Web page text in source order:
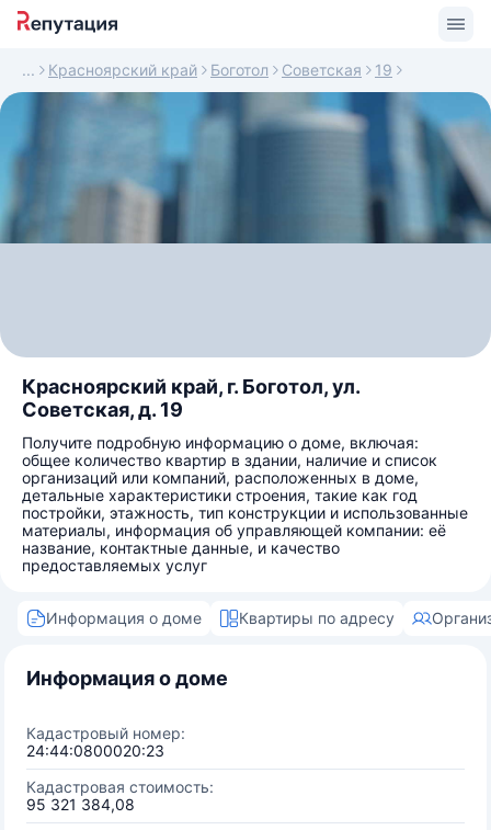
Красноярский край Боготол Советская 19
Красноярский край, г. Боготол, ул.
Советская, д. 19
Получите подробную информацию о доме, включая:
общее количество квартир в здании, наличие и список
организаций или компаний, расположенных в доме,
детальные характеристики строения, такие как год
постройки, этажность, тип конструкции и использованные
материалы, информация об управляющей компании: её
название, контактные данные, и качество
предоставляемых услуг
Информация о доме Квартиры по адресу
Информация о доме
Кадастровый номер:
24:44:0800020:23
Кадастровая стоимость:
95 321 384,08